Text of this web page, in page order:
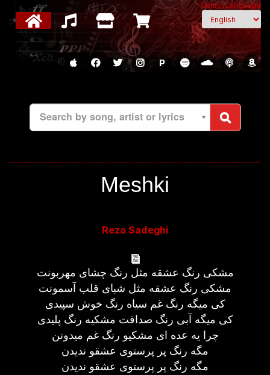
Select Language
P
Search by song, artist or lyrics
Meshki
Reza Sadeghi
مشکی رنگ عشقه مثل رنگ چشای مهربونت
مشکی رنگ عشقه مثل شبای قلب آسمونت
کی میگه رنگ غم سیاه رنگ خوش سپیدی
کی میگه آبی رنگ صداقت مشکیه رنگ پلیدی
چرا یه عده ای مشکیو رنگ غم میدونن
مگه رنگ پر پرستوی عشقو ندیدن
مگه رنگ پر پرستوی عشقو ندیدن